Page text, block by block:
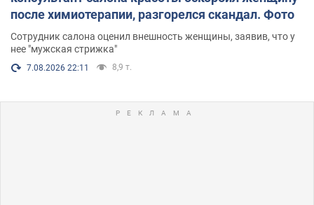
после химиотерапии, разгорелся скандал. Фото
Сотрудник салона оценил внешность женщины, заявив, что у
нее "мужская стрижка"
7.08.2026 22:11 8,9 т.